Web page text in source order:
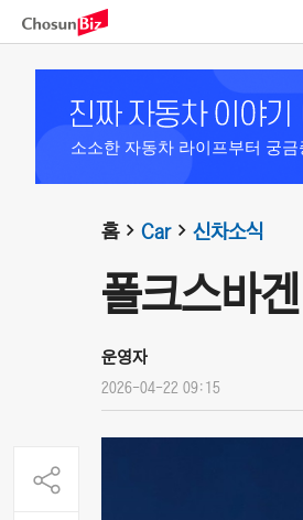
소소한 자동차 라이프부터 궁
홈 Car 신차소식
폴크스바
운영자
2026-04-22 09:15